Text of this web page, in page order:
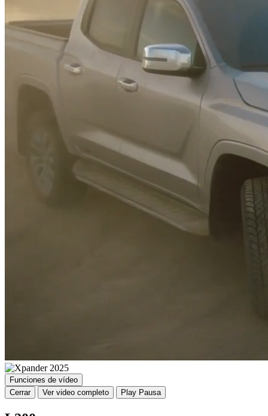
Funciones de vídeo
Cerrar
Ver video completo Play Pausa